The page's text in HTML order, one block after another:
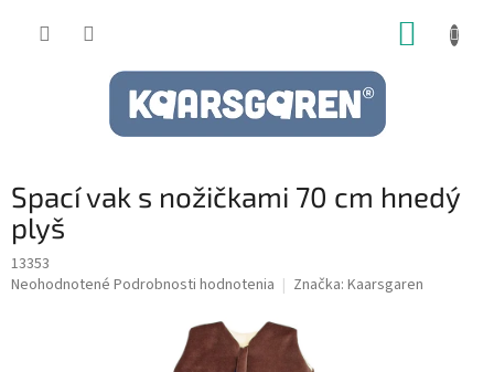
Spací vak s nožičkami 70 cm hnedý
plyš
13353
Priemerné
Neohodnotené Podrobnosti hodnotenia Značka: Kaarsgaren